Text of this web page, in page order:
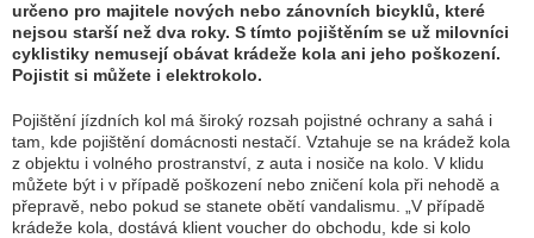
určeno pro majitele nových nebo zánovních bicyklů, které
nejsou starší než dva roky. S tímto pojištěním se už milovníci
cyklistiky nemusejí obávat krádeže kola ani jeho poškození.
Pojistit si můžete i elektrokolo.
Pojištění jízdních kol má široký rozsah pojistné ochrany a sahá i
tam, kde pojištění domácnosti nestačí. Vztahuje se na krádež kola
z objektu i volného prostranství, z auta i nosiče na kolo. V klidu
můžete být i v případě poškození nebo zničení kola při nehodě a
přepravě, nebo pokud se stanete obětí vandalismu. „ V případě
krádeže kola, dostává klient voucher do obchodu, kde si kolo